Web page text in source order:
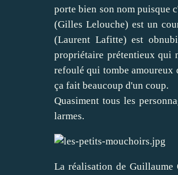
porte bien son nom puisque
(Gilles Lelouche) est un
(Laurent Lafitte) est
propriétaire prétentieux qui
refoulé qui tombe amoureux
ça fait beaucoup d'un coup.
Quasiment tous les
larmes.
La réalisation de Guillaume